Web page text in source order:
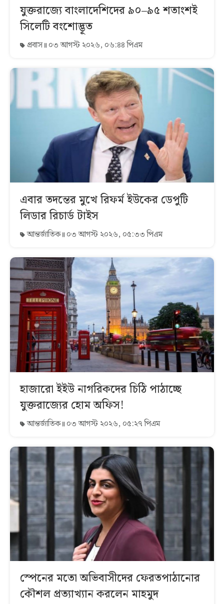
যুক্তরাজ্যে বাংলাদেশিদের ৯০–৯৫ শতাংশই
সিলেটি বংশোদ্ভূত
প্রবাস ০৩ আগস্ট ২০২৬, ০৬:৪৪ পিএম
এবার তদন্তের মুখে রিফর্ম ইউকের ডেপুটি
লিডার রিচার্ড টাইস
আন্তর্জাতিক ০৩ আগস্ট ২০২৬, ০৫:৩৩ পিএম
হাজারো ইইউ নাগরিকদের চিঠি পাঠাচ্ছে
যুক্তরাজ্যের হোম অফিস!
আন্তর্জাতিক ০৩ আগস্ট ২০২৬, ০৫:২৭ পিএম
স্পেনের মতো অভিবাসীদের ফেরতপাঠানোর
কৌশল প্রত্যাখ্যান করলেন মাহমুদ